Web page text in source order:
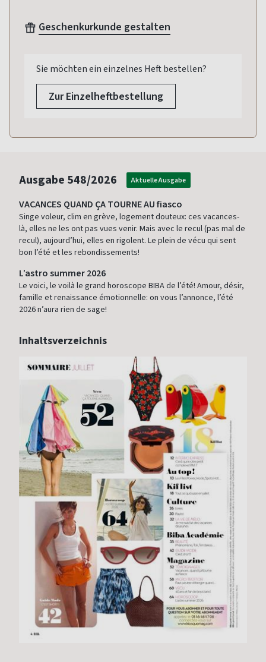
Geschenkurkunde gestalten
Sie möchten ein einzelnes Heft bestellen?
Zur Einzelheftbestellung
Ausgabe 548/2026 Aktuelle Ausgabe
VACANCES QUAND ÇA TOURNE AU fiasco
Singe voleur, clim en grève, logement douteux: ces vacances-
là, elles ne les ont pas vues venir. Mais avec le recul (pas mal de
recul), aujourd’hui, elles en rigolent. Le plein de vécu qui sent
bon l’été et les rebondissements!
L’astro summer 2026
Le voici, le voilà le grand horoscope BIBA de l’été! Amour, désir,
famille et renaissance émotionnelle: on vous l’annonce, l’été
2026 n’aura rien de sage!
Inhaltsverzeichnis